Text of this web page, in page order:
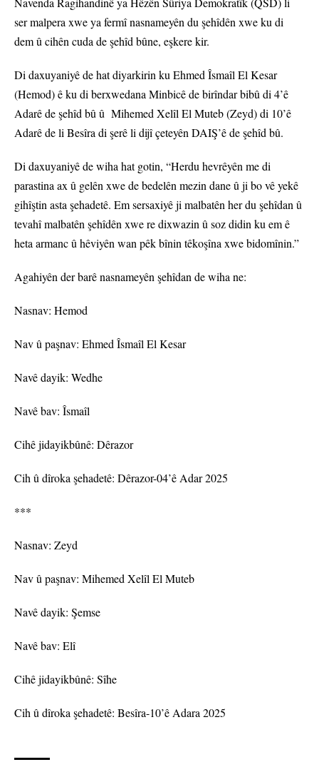
ser malpera xwe ya fermî nasnameyên du şehîdên xwe ku di
dem û cihên cuda de şehîd bûne, eşkere kir.
Di daxuyaniyê de hat diyarkirin ku Ehmed Îsmaîl El Kesar
(Hemod) ê ku di berxwedana Minbicê de birîndar bibû di 4’ê
Adarê de şehîd bû û Mihemed Xelîl El Muteb (Zeyd) di 10’ê
Adarê de li Besîra di şerê li dijî çeteyên DAIŞ’ê de şehîd bû.
Di daxuyaniyê de wiha hat gotin, “Herdu hevrêyên me di
parastina ax û gelên xwe de bedelên mezin dane û ji bo vê yekê
gihîştin asta şehadetê. Em sersaxiyê ji malbatên her du şehîdan û
tevahî malbatên şehîdên xwe re dixwazin û soz didin ku em ê
heta armanc û hêviyên wan pêk bînin têkoşîna xwe bidomînin.”
Agahiyên der barê nasnameyên şehîdan de wiha ne:
Nasnav: Hemod
Nav û paşnav: Ehmed Îsmaîl El Kesar
Navê dayik: Wedhe
Navê bav: Îsmaîl
Cihê jidayikbûnê: Dêrazor
Cih û dîroka şehadetê: Dêrazor-04’ê Adar 2025
***
Nasnav: Zeyd
Nav û paşnav: Mihemed Xelîl El Muteb
Navê dayik: Şemse
Navê bav: Elî
Cihê jidayikbûnê: Sîhe
Cih û dîroka şehadetê: Besîra-10’ê Adara 2025